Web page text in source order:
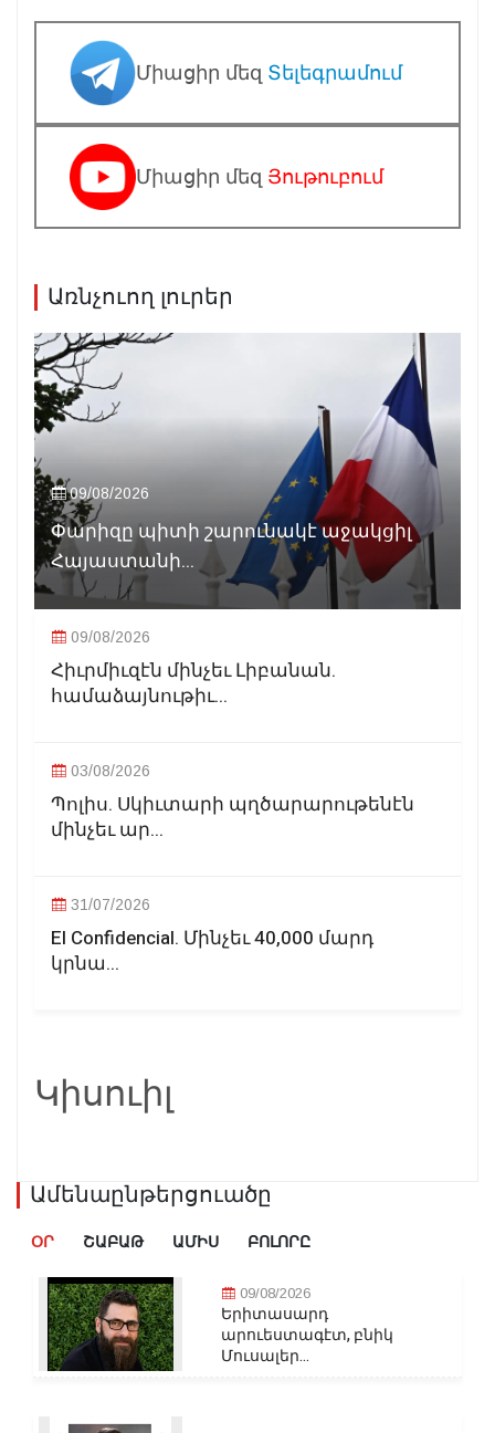
Միացիր մեզ Տելեգրամում
Միացիր մեզ Յութուբում
Առնչուող լուրեր
09/08/2026
Փարիզը պիտի շարունակէ աջակցիլ
Հայաստանի...
09/08/2026
Հիւրմիւզէն մինչեւ Լիբանան.
համաձայնութիւ...
03/08/2026
Պոլիս. Սկիւտարի պղծարարութենէն
մինչեւ ար...
31/07/2026
El Confidencial. Մինչեւ 40,000 մարդ
կրնա...
Կիսուիլ
Ամենաընթերցուածը
ՕՐ ՇԱԲԱԹ ԱՄԻՍ ԲՈԼՈՐԸ
09/08/2026
Երիտասարդ
արուեստագէտ, բնիկ
Մուսալեր...